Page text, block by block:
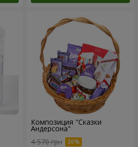
Композиция "Сказки
Андерсона"
4 570 грн